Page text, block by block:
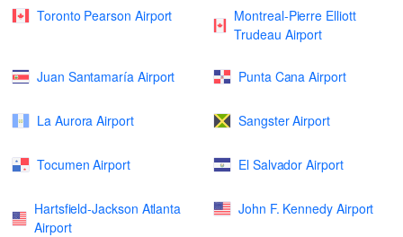
Toronto Pearson Airport
Montreal-Pierre Elliott
Trudeau Airport
Juan Santamaría Airport Punta Cana Airport
La Aurora Airport Sangster Airport
Tocumen Airport El Salvador Airport
Hartsfield-Jackson Atlanta
Airport
John F. Kennedy Airport